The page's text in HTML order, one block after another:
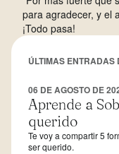
para agradecer, y el
¡Todo pasa!
ÚLTIMAS ENTRADAS
06 DE AGOSTO DE
Aprende a
querido
Te voy a compartir 5
ser querido.